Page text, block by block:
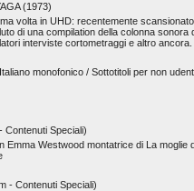
(1973)
volta in UHD: recentemente
di una compilation della colonna sonora
interviste cortometraggi e altro
monofonico / Sottotitoli per non
Contenuti Speciali)
Emma Westwood montatrice di La moglie
- Contenuti Speciali)